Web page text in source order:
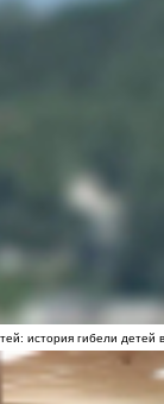
история гибели детей